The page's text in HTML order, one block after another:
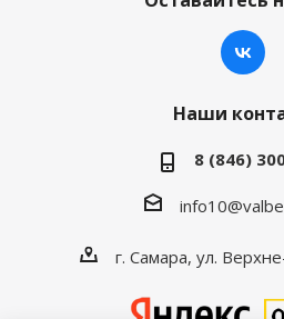
Наши
8 (846)
г. Самара, ул.